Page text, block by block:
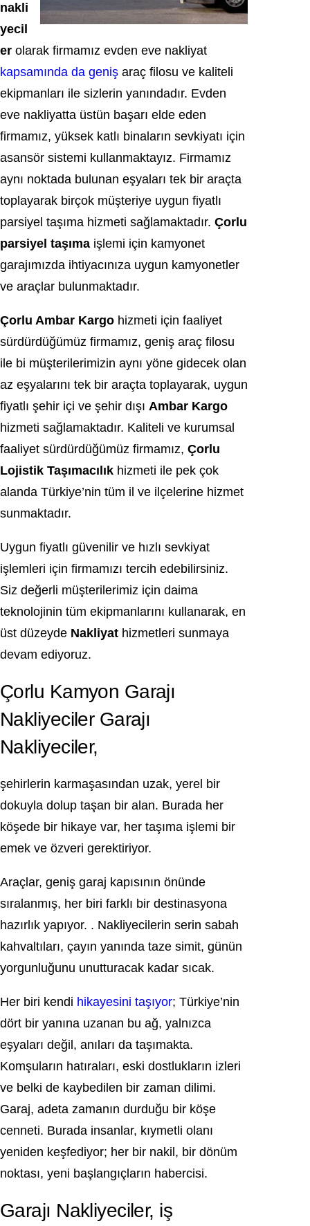
nakli
yecil
er olarak firmamız evden eve nakliyat
kapsamında da geniş araç filosu ve kaliteli
ekipmanları ile sizlerin yanındadır. Evden
eve nakliyatta üstün başarı elde eden
firmamız, yüksek katlı binaların sevkiyatı için
asansör sistemi kullanmaktayız. Firmamız
aynı noktada bulunan eşyaları tek bir araçta
toplayarak birçok müşteriye uygun fiyatlı
parsiyel taşıma hizmeti sağlamaktadır. Çorlu
parsiyel taşıma işlemi için kamyonet
garajımızda ihtiyacınıza uygun kamyonetler
ve araçlar bulunmaktadır.
Çorlu Ambar Kargo hizmeti için faaliyet
sürdürdüğümüz firmamız, geniş araç filosu
ile bi müşterilerimizin aynı yöne gidecek olan
az eşyalarını tek bir araçta toplayarak, uygun
fiyatlı şehir içi ve şehir dışı Ambar Kargo
hizmeti sağlamaktadır. Kaliteli ve kurumsal
faaliyet sürdürdüğümüz firmamız, Çorlu
Lojistik Taşımacılık hizmeti ile pek çok
alanda Türkiye’nin tüm il ve ilçelerine hizmet
sunmaktadır.
Uygun fiyatlı güvenilir ve hızlı sevkiyat
işlemleri için firmamızı tercih edebilirsiniz.
Siz değerli müşterilerimiz için daima
teknolojinin tüm ekipmanlarını kullanarak, en
üst düzeyde Nakliyat hizmetleri sunmaya
devam ediyoruz.
Çorlu Kamyon Garajı
Nakliyeciler Garajı
Nakliyeciler,
şehirlerin karmaşasından uzak, yerel bir
dokuyla dolup taşan bir alan. Burada her
köşede bir hikaye var, her taşıma işlemi bir
emek ve özveri gerektiriyor.
Araçlar, geniş garaj kapısının önünde
sıralanmış, her biri farklı bir destinasyona
hazırlık yapıyor. . Nakliyecilerin serin sabah
kahvaltıları, çayın yanında taze simit, günün
yorgunluğunu unutturacak kadar sıcak.
Her biri kendi hikayesini taşıyor; Türkiye’nin
dört bir yanına uzanan bu ağ, yalnızca
eşyaları değil, anıları da taşımakta.
Komşuların hatıraları, eski dostlukların izleri
ve belki de kaybedilen bir zaman dilimi.
Garaj, adeta zamanın durduğu bir köşe
cenneti. Burada insanlar, kıymetli olanı
yeniden keşfediyor; her bir nakil, bir dönüm
noktası, yeni başlangıçların habercisi.
Garajı Nakliyeciler, iş